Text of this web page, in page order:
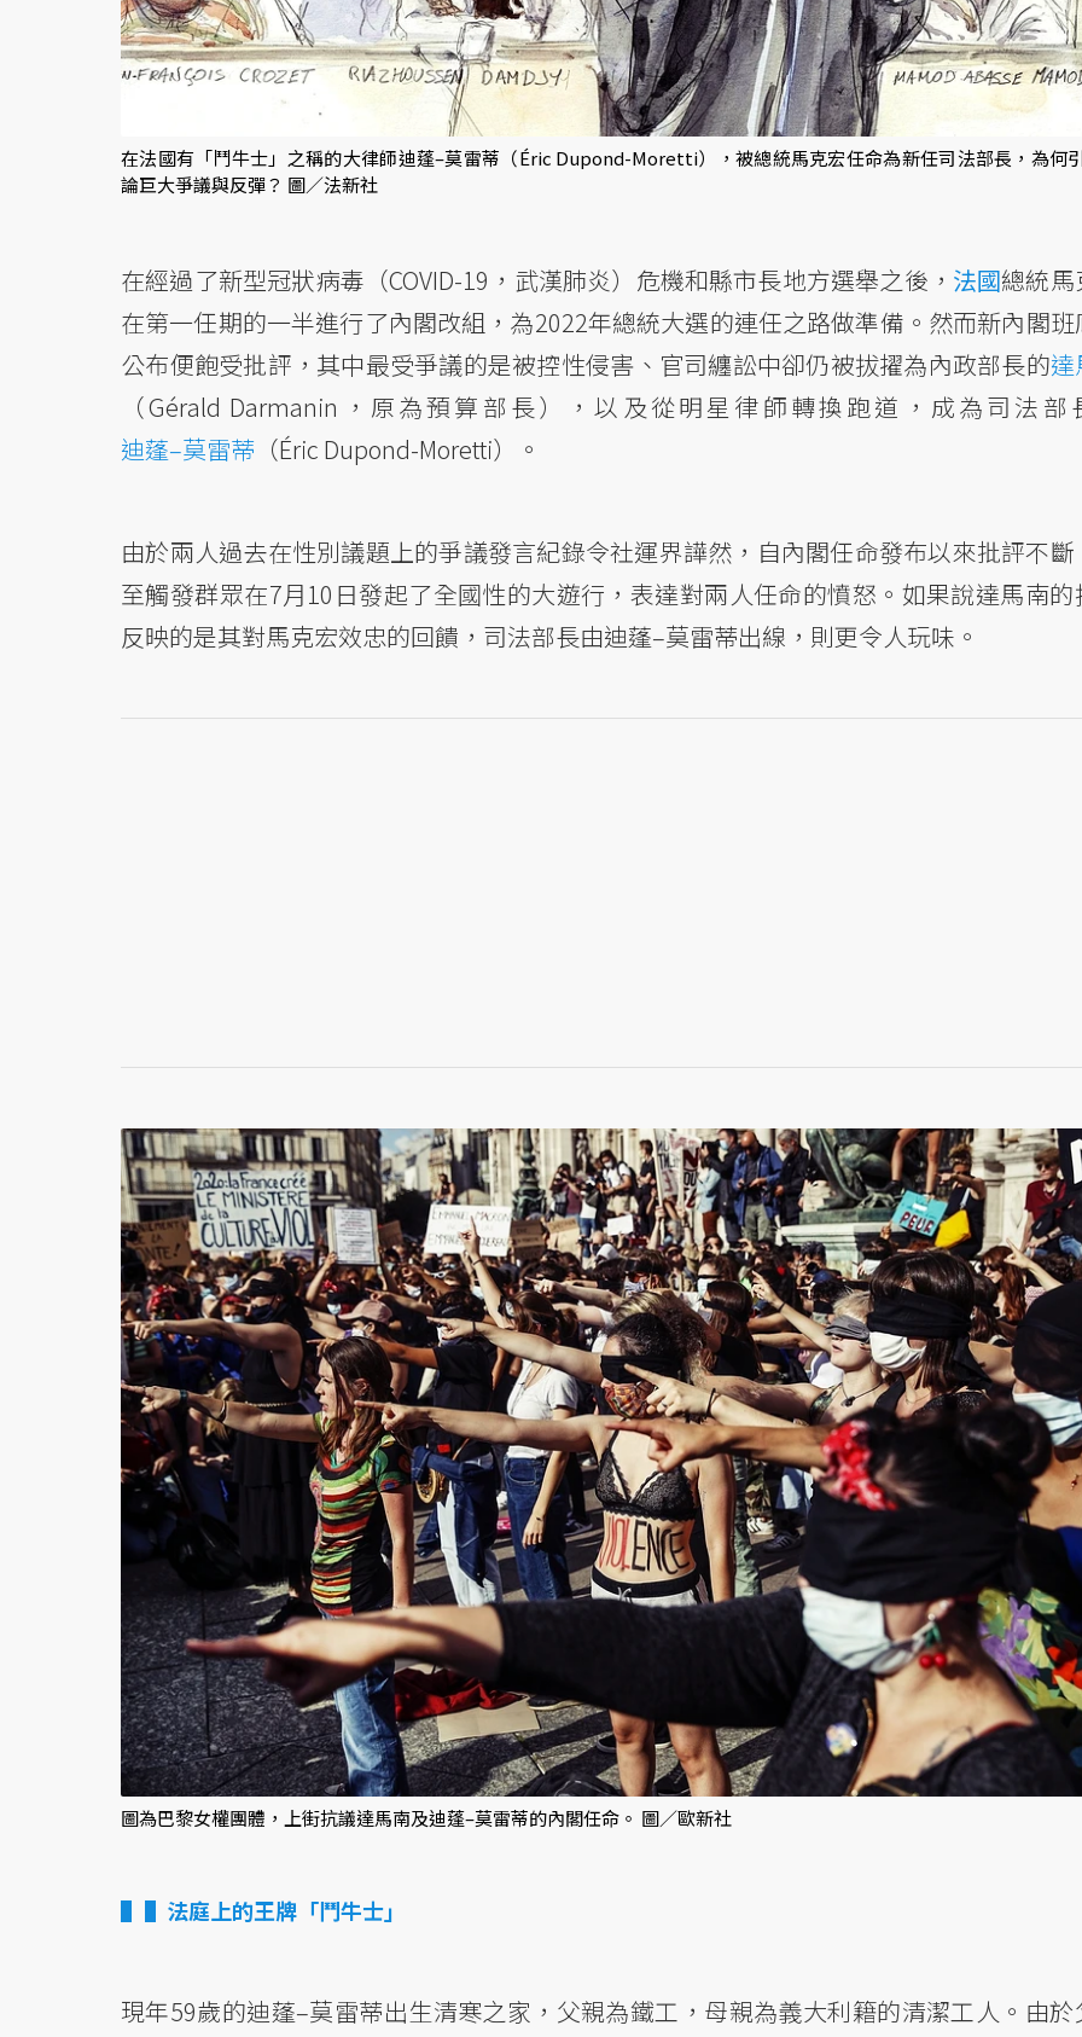
在法國有「鬥牛士」之稱的大律師迪蓬–莫雷蒂（Éric Dupond-Moretti），被總統馬克宏任命為新任司法部長，為何
論巨大爭議與反彈？ 圖／法新社
在經過了新型冠狀病毒（COVID-19，武漢肺炎）危機和縣市長地方選舉之後， 法國總統馬
在第一任期的一半進行了內閣改組，為2022年總統大選的連任之路做準備。然而新內閣班
公布便飽受批評，其中最受爭議的是被控性侵害、官司纏訟中卻仍被拔擢為內政部長的達
（Gérald Darmanin，原為預算部長），以及從明星律師轉換跑道，成為司法部
迪蓬–莫雷蒂 （Éric Dupond-Moretti）。
由於兩人過去在性別議題上的爭議發言紀錄令社運界譁然，自內閣任命發布以來批評不斷
至觸發群眾在7月10日發起了全國性的大遊行，表達對兩人任命的憤怒。如果說達馬南的
反映的是其對馬克宏效忠的回饋，司法部長由迪蓬–莫雷蒂出線，則更令人玩味。
圖為巴黎女權團體，上街抗議達馬南及迪蓬–莫雷蒂的內閣任命。 圖／歐新社
▌法庭上的王牌「鬥牛士」
現年59歲的迪蓬–莫雷蒂出生清寒之家，父親為鐵工，母親為義大利籍的清潔工人。由於